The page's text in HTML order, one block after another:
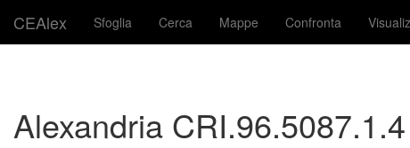
CEAlex Sfoglia Cerca Mappe Confronta
Alexandria CRI.96.5087.1.4